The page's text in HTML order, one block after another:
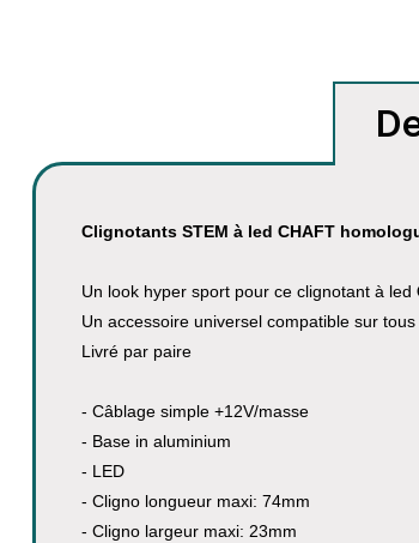
Clignotants STEM à led CHAFT
Un look hyper sport pour ce clignotant à led
Un accessoire universel compatible sur
Livré par paire
- Câblage simple +12V/masse
- Base in aluminium
- LED
- Cligno longueur maxi: 74mm
- Cligno largeur maxi: 23mm